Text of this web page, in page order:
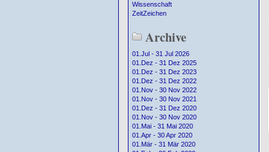
Wissenschaft
ZeitZeichen
Archive
01.Jul - 31 Jul 2026
01.Dez - 31 Dez 2025
01.Dez - 31 Dez 2023
01.Dez - 31 Dez 2022
01.Nov - 30 Nov 2022
01.Nov - 30 Nov 2021
01.Dez - 31 Dez 2020
01.Nov - 30 Nov 2020
01.Mai - 31 Mai 2020
01.Apr - 30 Apr 2020
01.Mär - 31 Mär 2020